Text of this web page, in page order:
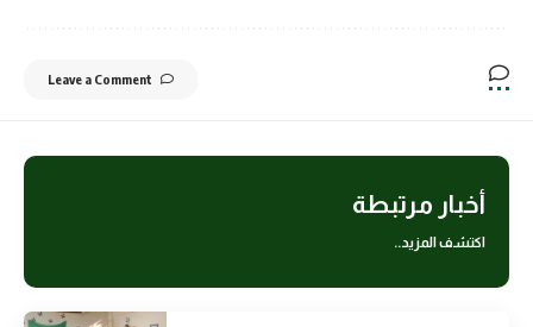
Leave a Comment
أخبار مرتبطة
اكتشف المزيد..